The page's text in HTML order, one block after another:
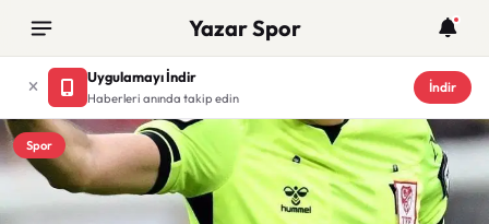
Yazar Spor
Uygulamayı İndir
Haberleri anında takip edin
İndir
Spor